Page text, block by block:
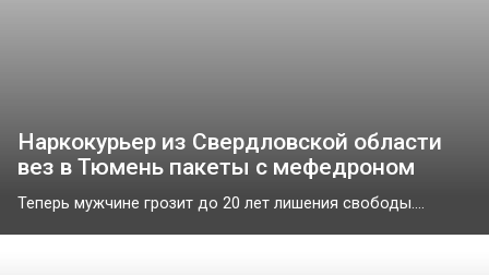
Наркокурьер из Свердловской области
вез в Тюмень пакеты с мефедроном
Теперь мужчине грозит до 20 лет лишения свободы....